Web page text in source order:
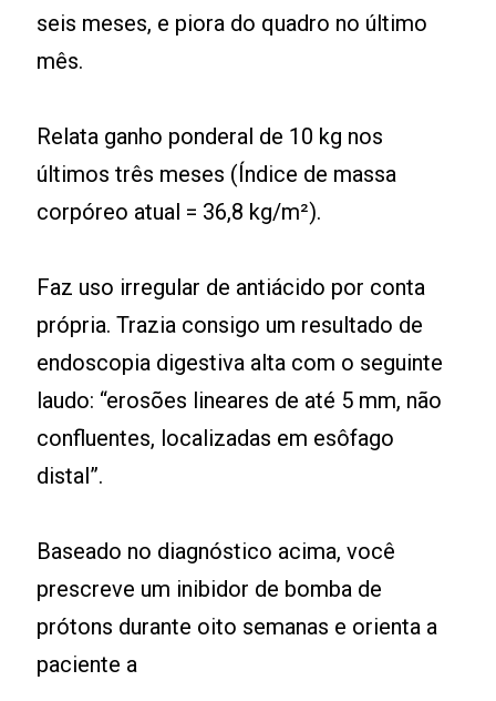
seis meses, e piora do quadro no último
mês.
Relata ganho ponderal de 10 kg nos
últimos três meses (Índice de massa
corpóreo atual = 36,8 kg/m²).
Faz uso irregular de antiácido por conta
própria. Trazia consigo um resultado de
endoscopia digestiva alta com o seguinte
laudo: “erosões lineares de até 5 mm, não
confluentes, localizadas em esôfago
distal”.
Baseado no diagnóstico acima, você
prescreve um inibidor de bomba de
prótons durante oito semanas e orienta a
paciente a